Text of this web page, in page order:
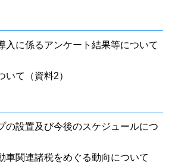
入に係るアンケート結果等について
いて（資料2）
の設置及び今後のスケジュールにつ
車関連諸税をめぐる動向について